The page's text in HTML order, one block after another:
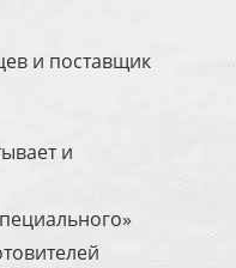
и поставщик
и